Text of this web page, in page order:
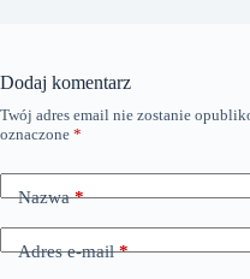
Dodaj komentarz
Twój adres email nie zostanie
oznaczone *
Nazwa*
Adres e-mail*